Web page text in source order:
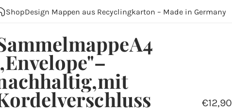
ShopDesign Mappen aus Recyclingkarton – Made in Germany
A4
–
mit
€12,90